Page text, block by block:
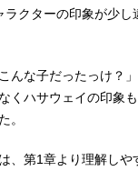
ラクターの印象が少し
んな子だったっけ？
くハサウェイの印象
。
、第1章より理解しや